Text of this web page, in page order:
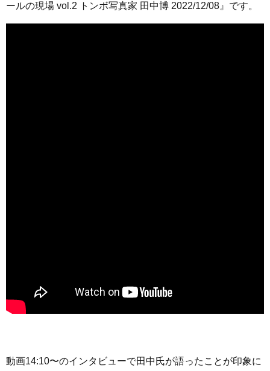
ールの現場 vol.2 トンボ写真家 田中博 2022/12/08』です。
動画14:10〜のインタビューで田中氏が語ったことが印象に